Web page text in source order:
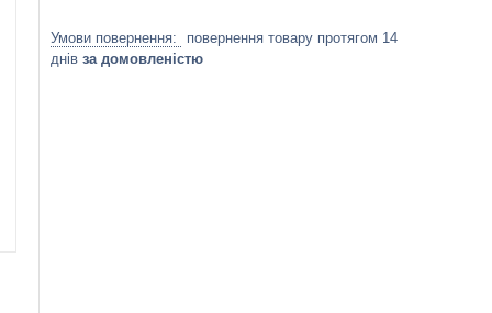
повернення товару протягом 14
днів за домовленістю